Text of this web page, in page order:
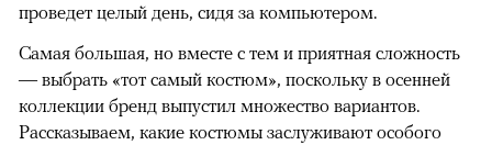
проведет целый день, сидя за компьютером.
Самая большая, но вместе с тем и приятная сложность
— выбрать «тот самый костюм», поскольку в осенней
коллекции бренд выпустил множество вариантов.
Рассказываем, какие костюмы заслуживают особого